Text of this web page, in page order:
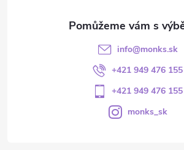
info@monks.sk
+421 949 476 155
+421 949 476 155
monks_sk